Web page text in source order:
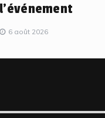
l’événement
6 août 2026